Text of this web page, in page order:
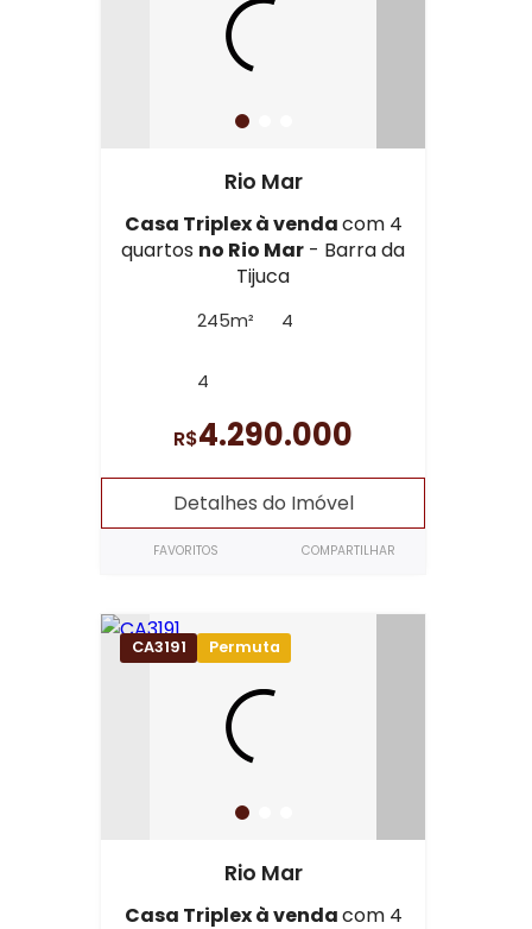
Rio Mar
Casa Triplex à vendacom 4
quartos no Rio Mar - Barra da
Tijuca
245m² 4
4
R$4.290.000
Detalhes do Imóvel
FAVORITOS COMPARTILHAR
CA3191 Permuta
Rio Mar
Casa Triplex à vendacom 4